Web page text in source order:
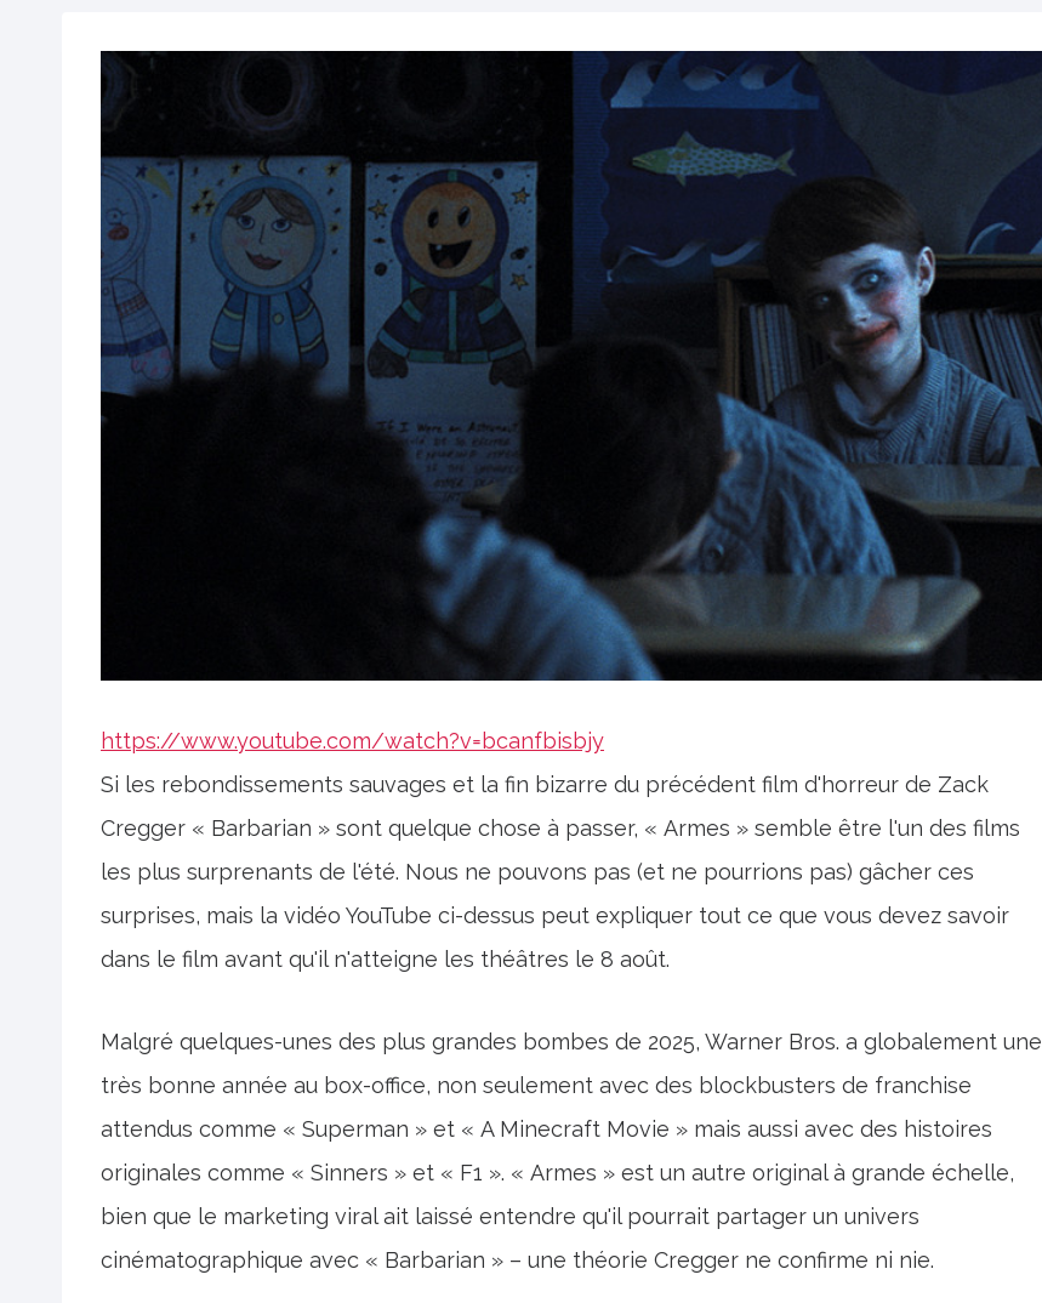
https://www.youtube.com/watch?v=bcanfbisbjy
Si les rebondissements sauvages et la fin bizarre du précédent film d'horreur de Zack
Cregger « Barbarian » sont quelque chose à passer, « Armes » semble être l'un des films
les plus surprenants de l'été. Nous ne pouvons pas (et ne pourrions pas) gâcher ces
surprises, mais la vidéo YouTube ci-dessus peut expliquer tout ce que vous devez savoir
dans le film avant qu'il n'atteigne les théâtres le 8 août.
Malgré quelques-unes des plus grandes bombes de 2025, Warner Bros. a globalement une
très bonne année au box-office, non seulement avec des blockbusters de franchise
attendus comme « Superman » et « A Minecraft Movie » mais aussi avec des histoires
originales comme « Sinners » et « F1 ». « Armes » est un autre original à grande échelle,
bien que le marketing viral ait laissé entendre qu'il pourrait partager un univers
cinématographique avec « Barbarian » – une théorie Cregger ne confirme ni nie.